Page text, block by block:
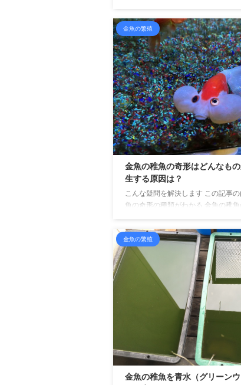
いじです。 金魚の繁殖を10年ほど
す。 今回は、金魚の稚魚を飼育す
適切なフィルターについて考えてい
ます。 稚魚を飼育するには成魚よ
ります。 サラリーマンをしながら
かなか大変ですね。 なので、その
水換えをできるだけ少なくなるよう
を設置しましょう。 なお、金魚の
方につ ...
金魚の繁殖
金魚の稚魚の奇形はどんなも
生する原因は？
こんな疑問を解決します この記事
魚の奇形の種類がわかる 金魚の稚
稚魚の奇形について書いていきます
し、そして卵が孵化して生まれた稚
くわけですが、中には奇形の稚魚が
があります。 育てる過程で選別に
め、成魚になるのは少ないですが
奇形にはどのようなものがあるのか
はどのような原因で生まれるのか、
を考えていきたいと思います。 金魚
金魚の繁殖
金魚の稚魚を青水（グリーンウ